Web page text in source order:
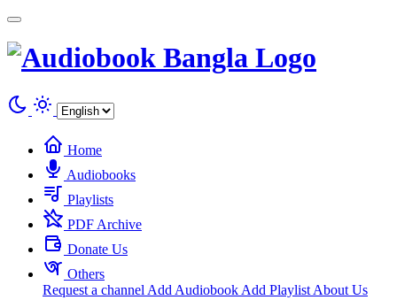
Home
Audiobooks
Playlists
PDF Archive
Donate Us
Others
Request a channel Add Audiobook Add Playlist About Us